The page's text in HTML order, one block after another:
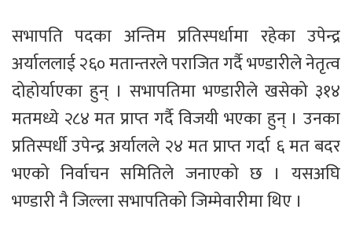
सभापति पदका अन्तिम प्रतिस्पर्धामा रहेका उपेन्द्र
अर्याललाई २६० मतान्तरले पराजित गर्दै भण्डारीले नेतृत्व
दोहोर्याएका हुन् । सभापतिमा भण्डारीले खसेको ३१४
मतमध्ये २८४ मत प्राप्त गर्दै विजयी भएका हुन् । उनका
प्रतिस्पर्धी उपेन्द्र अर्यालले २४ मत प्राप्त गर्दा ६ मत बदर
भएको निर्वाचन समितिले जनाएको छ । यसअघि
भण्डारी नै जिल्ला सभापतिको जिम्मेवारीमा थिए ।